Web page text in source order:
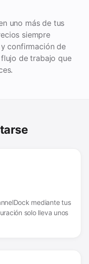
uno más de tus
siempre
confirmación de
de trabajo que
mediante tus
solo lleva unos